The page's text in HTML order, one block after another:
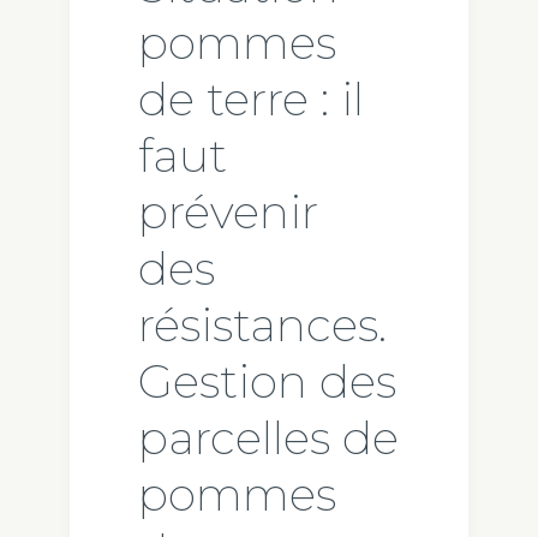
pommes
de terre : il
faut
prévenir
des
résistances.
Gestion des
parcelles de
pommes